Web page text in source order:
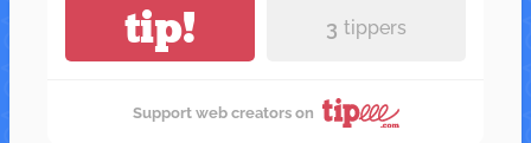
tip! 3 tippers
Support web creators on